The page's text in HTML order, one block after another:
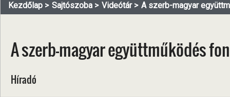
Kezdőlap Sajtószoba Videótár A szerb-magyar
A szerb-magyar együttműködés
Híradó